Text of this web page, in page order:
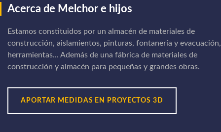
Acerca de Melchor e hijos
Estamos constituidos por un almacén de materiales de
construcción, aislamientos, pinturas, fontanería y evacuación,
herramientas... Además de una fábrica de materiales de
construcción y almacén para pequeñas y grandes obras.
APORTAR MEDIDAS EN PROYECTOS 3D